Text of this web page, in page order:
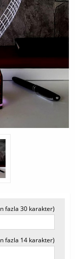
fazla 30 karakter)
fazla 14 karakter)